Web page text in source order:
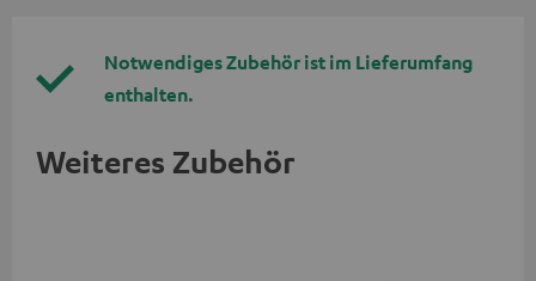
Notwendiges Zubehör ist im Lieferumfang
enthalten.
Weiteres Zubehör